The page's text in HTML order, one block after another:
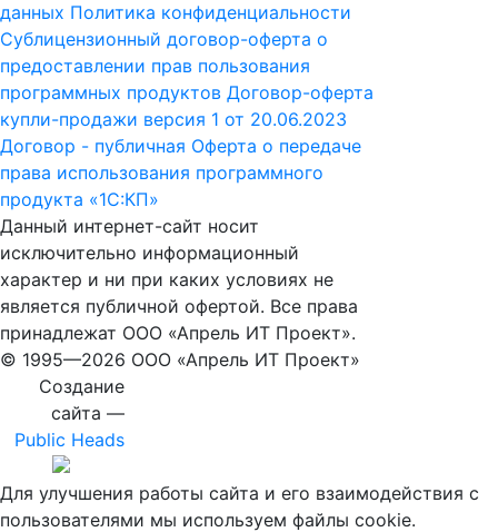
данных Политика конфиденциальности
Сублицензионный договор-оферта о
предоставлении прав пользования
программных продуктов Договор-оферта
купли-продажи версия 1 от 20.06.2023
Договор - публичная Оферта о передаче
права использования программного
продукта «1С:КП»
Данный интернет-сайт носит
исключительно информационный
характер и ни при каких условиях не
является публичной офертой. Все права
принадлежат ООО «Апрель ИТ Проект».
© 1995—2026 ООО «Апрель ИТ Проект»
Создание
сайта —
Public Heads
Для улучшения работы сайта и его взаимодействия с
пользователями мы используем файлы cookie.